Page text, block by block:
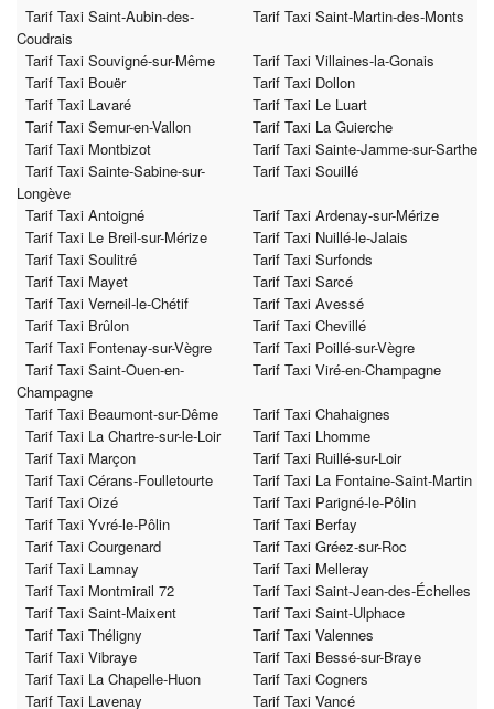
Tarif Taxi Saint-Aubin-des-
Coudrais
Tarif Taxi Saint-Martin-des-Monts
Tarif Taxi Souvigné-sur-Même
Tarif Taxi Villaines-la-Gonais
Tarif Taxi Bouër
Tarif Taxi Dollon
Tarif Taxi Lavaré
Tarif Taxi Le Luart
Tarif Taxi Semur-en-Vallon
Tarif Taxi La Guierche
Tarif Taxi Montbizot
Tarif Taxi Sainte-Jamme-sur-Sarthe
Tarif Taxi Sainte-Sabine-sur-
Longève
Tarif Taxi Souillé
Tarif Taxi Antoigné
Tarif Taxi Ardenay-sur-Mérize
Tarif Taxi Le Breil-sur-Mérize
Tarif Taxi Nuillé-le-Jalais
Tarif Taxi Soulitré
Tarif Taxi Surfonds
Tarif Taxi Mayet
Tarif Taxi Sarcé
Tarif Taxi Verneil-le-Chétif
Tarif Taxi Avessé
Tarif Taxi Brûlon
Tarif Taxi Chevillé
Tarif Taxi Fontenay-sur-Vègre
Tarif Taxi Poillé-sur-Vègre
Tarif Taxi Saint-Ouen-en-
Champagne
Tarif Taxi Viré-en-Champagne
Tarif Taxi Beaumont-sur-Dême
Tarif Taxi Chahaignes
Tarif Taxi La Chartre-sur-le-Loir
Tarif Taxi Lhomme
Tarif Taxi Marçon
Tarif Taxi Ruillé-sur-Loir
Tarif Taxi Cérans-Foulletourte
Tarif Taxi La Fontaine-Saint-Martin
Tarif Taxi Oizé
Tarif Taxi Parigné-le-Pôlin
Tarif Taxi Yvré-le-Pôlin
Tarif Taxi Berfay
Tarif Taxi Courgenard
Tarif Taxi Gréez-sur-Roc
Tarif Taxi Lamnay
Tarif Taxi Melleray
Tarif Taxi Montmirail 72
Tarif Taxi Saint-Jean-des-Échelles
Tarif Taxi Saint-Maixent
Tarif Taxi Saint-Ulphace
Tarif Taxi Théligny
Tarif Taxi Valennes
Tarif Taxi Vibraye
Tarif Taxi Bessé-sur-Braye
Tarif Taxi La Chapelle-Huon
Tarif Taxi Cogners
Tarif Taxi Lavenay
Tarif Taxi Vancé